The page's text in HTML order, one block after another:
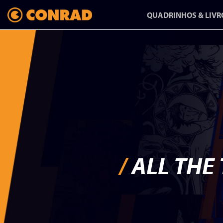
QUADRINHOS &
ANFANG/AUSGANG:
HQ-REPORTAGEM DE
/ALL THE